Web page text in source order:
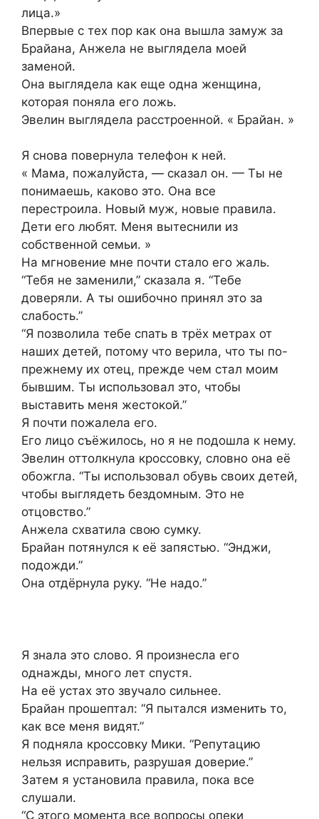
лица.»
Впервые с тех пор как она вышла замуж за
Брайана, Анжела не выглядела моей
заменой.
Она выглядела как еще одна женщина,
которая поняла его ложь.
Эвелин выглядела расстроенной. « Брайан. »
Я снова повернула телефон к ней.
« Мама, пожалуйста, — сказал он. — Ты не
понимаешь, каково это. Она все
перестроила. Новый муж, новые правила.
Дети его любят. Меня вытеснили из
собственной семьи. »
На мгновение мне почти стало его жаль.
“Тебя не заменили,” сказала я. “Тебе
доверяли. А ты ошибочно принял это за
слабость.”
“Я позволила тебе спать в трёх метрах от
наших детей, потому что верила, что ты по-
прежнему их отец, прежде чем стал моим
бывшим. Ты использовал это, чтобы
выставить меня жестокой.”
Я почти пожалела его.
Его лицо съёжилось, но я не подошла к нему.
Эвелин оттолкнула кроссовку, словно она её
обожгла. “Ты использовал обувь своих детей,
чтобы выглядеть бездомным. Это не
отцовство.”
Анжела схватила свою сумку.
Брайан потянулся к её запястью. “Энджи,
подожди.”
Она отдёрнула руку. “Не надо.”
Я знала это слово. Я произнесла его
однажды, много лет спустя.
На её устах это звучало сильнее.
Брайан прошептал: “Я пытался изменить то,
как все меня видят.”
Я подняла кроссовку Мики. “Репутацию
нельзя исправить, разрушая доверие.”
Затем я установила правила, пока все
слушали.
“С этого момента все вопросы опеки